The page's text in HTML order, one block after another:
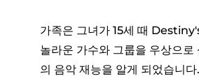
가족은 그녀가 15세 때
놀라운 가수와 그룹을 우상으로
의 음악 재능을 알게 되었습니다.